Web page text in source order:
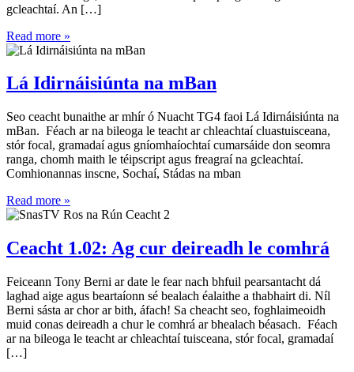
gcleachtaí. An […]
Read more »
Lá Idirnáisiúnta na mBan
Seo ceacht bunaithe ar mhír ó Nuacht TG4 faoi Lá Idirnáisiúnta na
mBan. Féach ar na bileoga le teacht ar chleachtaí cluastuisceana,
stór focal, gramadaí agus gníomhaíochtaí cumarsáide don seomra
ranga, chomh maith le téipscript agus freagraí na gcleachtaí.
Comhionannas inscne, Sochaí, Stádas na mban
Read more »
Ceacht 1.02: Ag cur deireadh le comhrá
Feiceann Tony Berni ar date le fear nach bhfuil pearsantacht dá
laghad aige agus beartaíonn sé bealach éalaithe a thabhairt di. Níl
Berni sásta ar chor ar bith, áfach! Sa cheacht seo, foghlaimeoidh
muid conas deireadh a chur le comhrá ar bhealach béasach. Féach
ar na bileoga le teacht ar chleachtaí tuisceana, stór focal, gramadaí
[…]